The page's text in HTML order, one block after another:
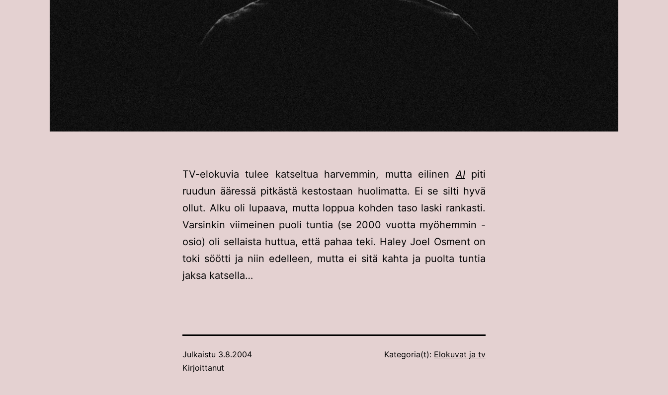
TV-elokuvia tulee katseltua harvemmin, mutta eilinen AIpiti
ruudun ääressä pitkästä kestostaan huolimatta. Ei se silti hyvä
ollut. Alku oli lupaava, mutta loppua kohden taso laski rankasti.
Varsinkin viimeinen puoli tuntia (se 2000 vuotta myöhemmin -
osio) oli sellaista huttua, että pahaa teki. Haley Joel Osment on
toki söötti ja niin edelleen, mutta ei sitä kahta ja puolta tuntia
jaksa katsella…
Julkaistu 3.8.2004
Kirjoittanut
Kategoria(t): Elokuvat ja tv